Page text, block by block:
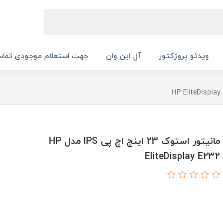
ویدئو پروژکتور آل این وان جهت استعلام موجودی تماس
مانیتور استوک 23 اینچ اچ پی IPS مدل HP
EliteDisplay E232